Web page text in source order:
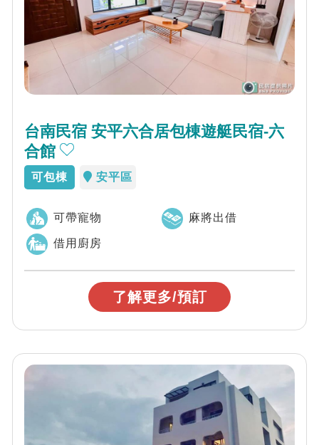
台南民宿 安平六合居包棟遊艇民宿-六
合館
可包棟 安平區
可帶寵物 麻將出借
借用廚房
了解更多/預訂